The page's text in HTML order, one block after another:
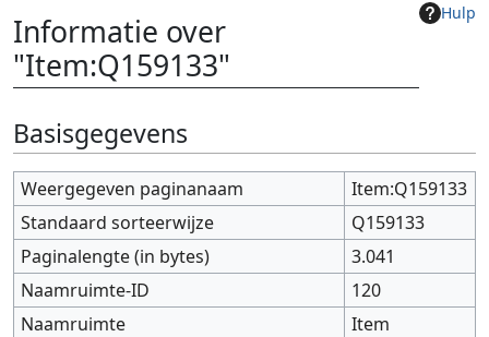
Hulp
Informatie over
"Item:Q159133"
Ga naar:
Basisgegevens
Weergegeven paginanaam
Item:Q159133
Standaard sorteerwijze
Q159133
Paginalengte (in bytes)
3.041
Naamruimte-ID
120
Naamruimte
Item